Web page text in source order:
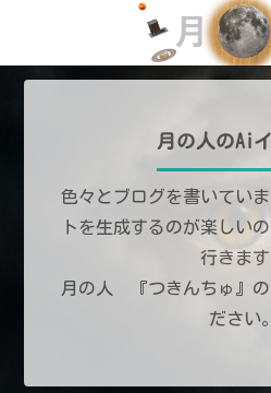
月の人のAi
色々とブログを書いてい
トを生成するのが楽しい
行きます
月の人 『つきんちゅ』の
ださい。